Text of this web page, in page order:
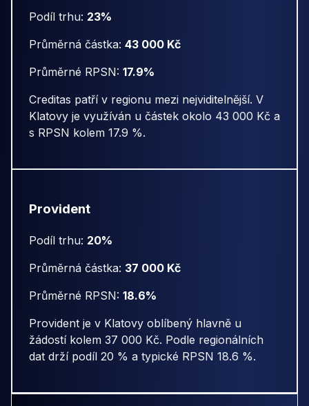
Podíl trhu: 23%
Průměrná částka: 43 000 Kč
Průměrné RPSN: 17.9%
Creditas patří v regionu mezi nejviditelnější. V
Klatovy je využíván u částek okolo 43 000 Kč a
s RPSN kolem 17.9 %.
Provident
Podíl trhu: 20%
Průměrná částka: 37 000 Kč
Průměrné RPSN: 18.6%
Provident je v Klatovy oblíbený hlavně u
žádostí kolem 37 000 Kč. Podle regionálních
dat drží podíl 20 % a typické RPSN 18.6 %.